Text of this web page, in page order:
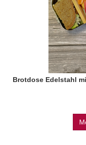
Brotdose Edelstahl